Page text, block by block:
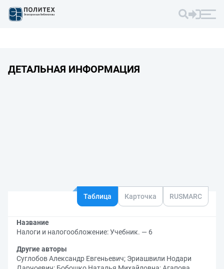
ДЕТАЛЬНАЯ ИНФОРМАЦИЯ
Таблица Карточка RUSMARC
Название
Налоги и налогообложение: Учебник. — 6
Другие авторы
Суглобов Александр Евгеньевич; Эриашвили Нодари